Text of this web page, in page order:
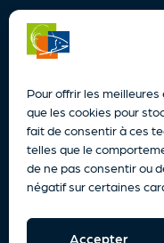
Pour offrir les
que les cookies pour
fait de consentir à ces
telles que le
de ne pas consentir ou
négatif sur certaines
Accepter
62200
03 21 99